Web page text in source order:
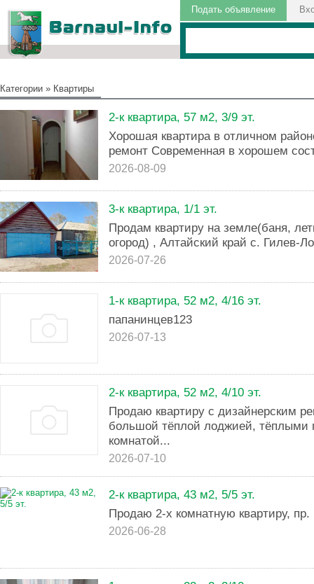
Подать объявление
Категории » Квартиры
2-к квартира, 57 м2, 3/9 эт.
Хорошая квартира в отличном
ремонт Современная в хорошем
2026-08-09
3-к квартира, 1/1 эт.
Продам квартиру на земле(баня,
огород) , Алтайский край с. Гилев-
2026-07-26
1-к квартира, 52 м2, 4/16 эт.
папанинцев123
2026-07-13
2-к квартира, 52 м2, 4/10 эт.
Продаю квартиру с дизайнерским
большой тёплой лоджией, тёплыми
комнатой...
2026-07-10
2-к квартира, 43 м2, 5/5 эт.
Продаю 2-х комнатную квартиру, пр.
2026-06-28